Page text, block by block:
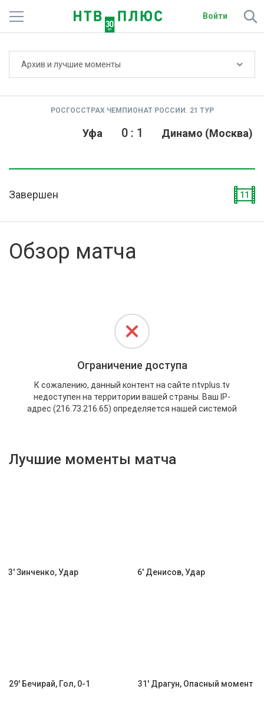
Войти
О сайте
Архив и лучшие моменты
РОСГОССТРАХ ЧЕМПИОНАТ РОССИИ. 21 ТУР
Уфа Динамо (Москва)
0: 1
Завершен 11
Обзор матча
Лучшие моменты матча
3' Зинченко, Удар 6' Денисов, Удар
29' Бечирай, Гол, 0-1 31' Драгун, Опасный момент